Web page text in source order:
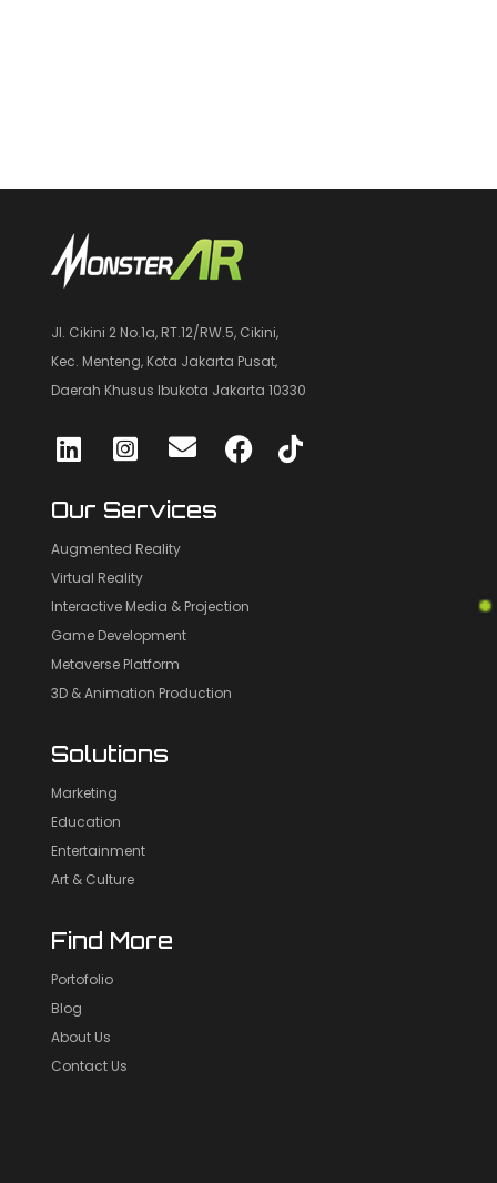
Jl. Cikini 2 No.1a, RT.12/RW.5, Cikini,
Kec. Menteng, Kota Jakarta Pusat,
Daerah Khusus Ibukota Jakarta 10330
Our Services
Augmented Reality
Virtual Reality
Interactive Media & Projection
Game Development
Metaverse Platform
3D & Animation Production
Solutions
Marketing
Education
Entertainment
Art & Culture
Find More
Portofolio
Blog
About Us
Contact Us